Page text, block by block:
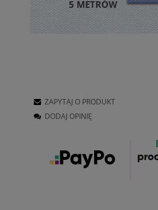
5 METRÓW
ZAPYTAJ O PRODUKT
DODAJ OPINIĘ